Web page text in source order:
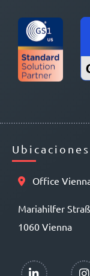
Ubicaciones
Office
Mariahilfer
1060 Vienna